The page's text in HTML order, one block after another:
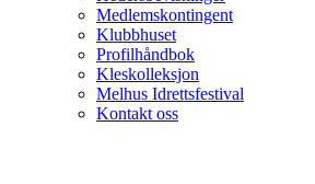
Medlemskontingent
Klubbhuset
Profilhåndbok
Kleskolleksjon
Melhus Idrettsfestival
Kontakt oss